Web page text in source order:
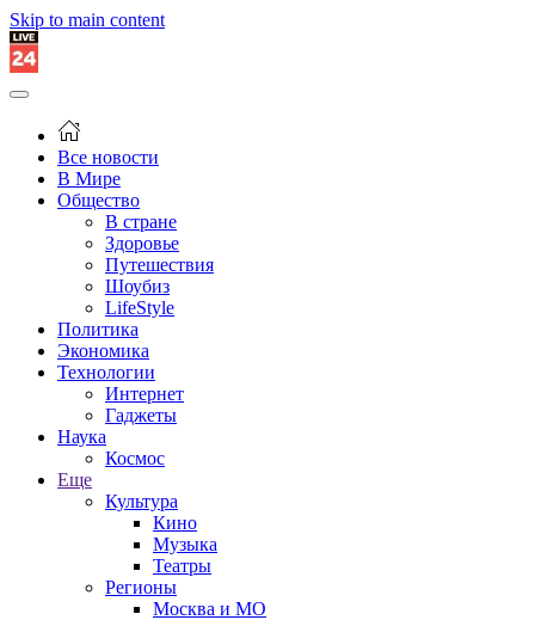
Skip to main content
Все новости
В Мире
Общество
В стране
Здоровье
Путешествия
Шоубиз
LifeStyle
Политика
Экономика
Технологии
Интернет
Гаджеты
Наука
Космос
Еще
Культура
Кино
Музыка
Театры
Регионы
Москва и МО